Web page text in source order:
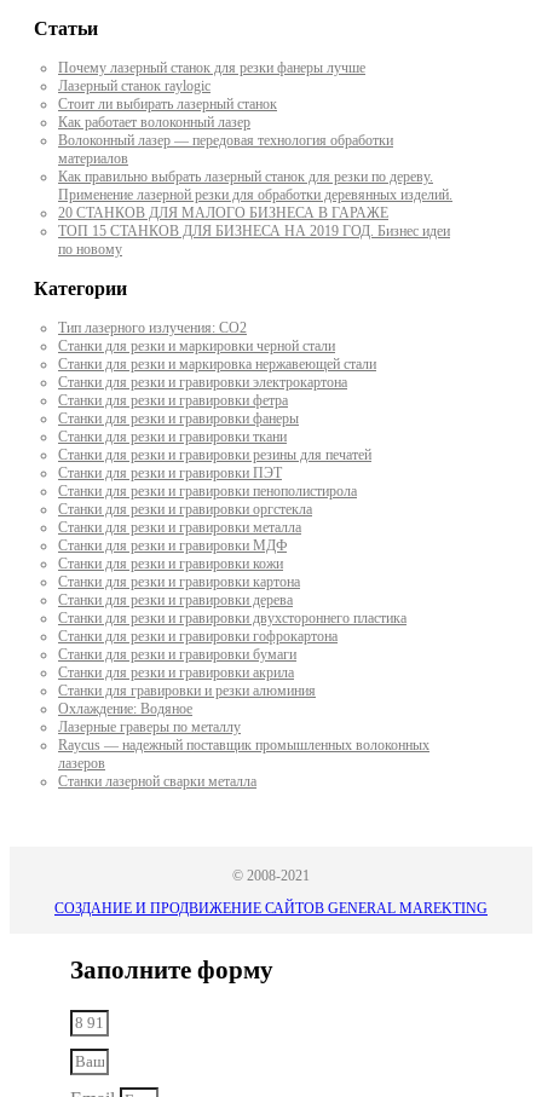
Статьи
Почему лазерный станок для резки фанеры лучше
Лазерный станок raylogic
Стоит ли выбирать лазерный станок
Как работает волоконный лазер
Волоконный лазер — передовая технология обработки
материалов
Как правильно выбрать лазерный станок для резки по дереву.
Применение лазерной резки для обработки деревянных изделий.
20 СТАНКОВ ДЛЯ МАЛОГО БИЗНЕСА В ГАРАЖЕ
ТОП 15 СТАНКОВ ДЛЯ БИЗНЕСА НА 2019 ГОД. Бизнес идеи
по новому
Категории
Тип лазерного излучения: СО2
Станки для резки и маркировки черной стали
Станки для резки и маркировка нержавеющей стали
Станки для резки и гравировки электрокартона
Станки для резки и гравировки фетра
Станки для резки и гравировки фанеры
Станки для резки и гравировки ткани
Станки для резки и гравировки резины для печатей
Станки для резки и гравировки ПЭТ
Станки для резки и гравировки пенополистирола
Станки для резки и гравировки оргстекла
Станки для резки и гравировки металла
Станки для резки и гравировки МДФ
Станки для резки и гравировки кожи
Станки для резки и гравировки картона
Станки для резки и гравировки дерева
Станки для резки и гравировки двухстороннего пластика
Станки для резки и гравировки гофрокартона
Станки для резки и гравировки бумаги
Станки для резки и гравировки акрила
Станки для гравировки и резки алюминия
Охлаждение: Водяное
Лазерные граверы по металлу
Raycus — надежный поставщик промышленных волоконных
лазеров
Cтанки лазерной сварки металла
© 2008-2021
СОЗДАНИЕ И ПРОДВИЖЕНИЕ САЙТОВ GENERAL MAREKTING
Заполните форму